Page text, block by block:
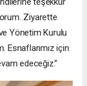
Ziyarette
Yönetim Kurulu
Esnaflarımız için
edeceğiz.”